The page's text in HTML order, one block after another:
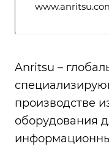
Anritsu –
производстве
оборудования